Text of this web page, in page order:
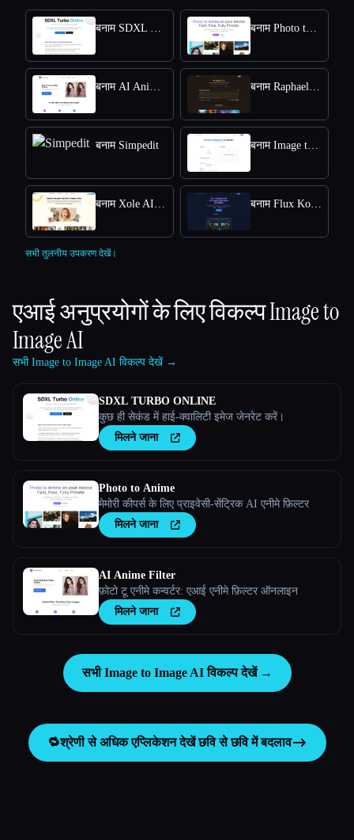
बनाम SDXL TURBO ONLINE बनाम Photo to Anime
बनाम AI Anime Filter बनाम Raphael AI
बनाम Simpedit बनाम Image to Image
बनाम Xole AI Image Generator बनाम Flux Kontext: AI Image Generator
सभी तुलनीय उपकरण देखें।
एआई अनुप्रयोगों के लिए विकल्पImage to
Image AI
सभी Image to Image AI विकल्प देखें →
SDXL TURBO ONLINE
कुछ ही सेकंड में हाई-क्वालिटी इमेज जेनरेट करें।
मिलने जाना
Photo to Anime
मेमोरी कीपर्स के लिए प्राइवेसी-सेंट्रिक AI एनीमे फ़िल्टर
मिलने जाना
AI Anime Filter
फ़ोटो टू एनीमे कन्वर्टर: एआई एनीमे फ़िल्टर ऑनलाइन
मिलने जाना
सभी Image to Image AI विकल्प देखें →
🔁श्रेणी से अधिक एप्लिकेशन देखेंछवि से छवि में बदलाव